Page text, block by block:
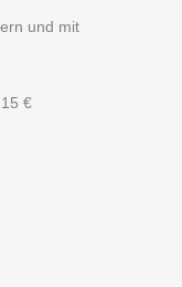
und mit
€